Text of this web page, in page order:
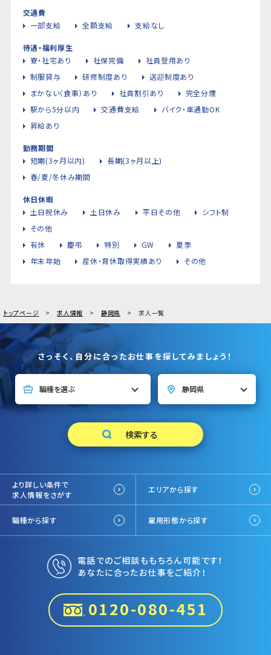
交通費
一部支給
全額支給 支給なし
待遇・福利厚生
寮・社宅あり
社保完備
社員登用あり
制服貸与
研修制度あり
送迎制度あり
まかない（食事）あり
社員割引あり
完全分煙
駅から5分以内
交通費支給
バイク・車通勤OK
昇給あり
勤務期間
短期(3ヶ月以内)
長期(3ヶ月以上)
春/夏/冬休み期間
休日休暇
土日祝休み
土日休み 平日その他
シフト制
その他
有休
慶弔 特別 GW
夏季
年末年始
産休・育休取得実績あり その他
トップページ 求人情報 静岡県 求人一覧
さっそく、自分に合ったお仕事を探してみましょう！
より詳しい条件で
求人情報をさがす
エリアから探す
職種から探す 雇用形態から探す
電話でのご相談ももちろん可能です！
あなたに合ったお仕事をご紹介！
0120-080-451